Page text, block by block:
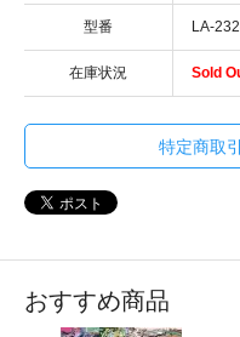
型番 LA-
在庫状況 Sold
特定商取
おすすめ商品